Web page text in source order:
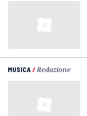
MUSICA/ Redazione